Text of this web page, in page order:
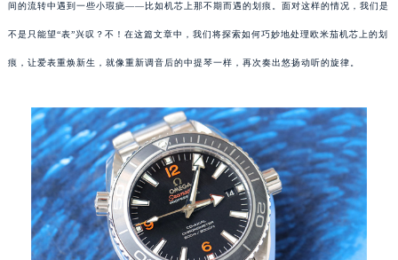
间的流转中遇到一些小瑕疵——比如机芯上那不期而遇的划痕。面对这样的情况，我们是
不是只能望“表”兴叹？不！在这篇文章中，我们将探索如何巧妙地处理欧米茄机芯上的划
痕，让爱表重焕新生，就像重新调音后的中提琴一样，再次奏出悠扬动听的旋律。